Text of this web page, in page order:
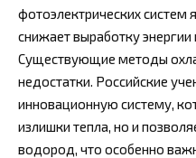
фотоэлектрических систем
снижает выработку
Существующие методы
недостатки. Российские
инновационную систему,
излишки тепла, но и
водород, что особенно